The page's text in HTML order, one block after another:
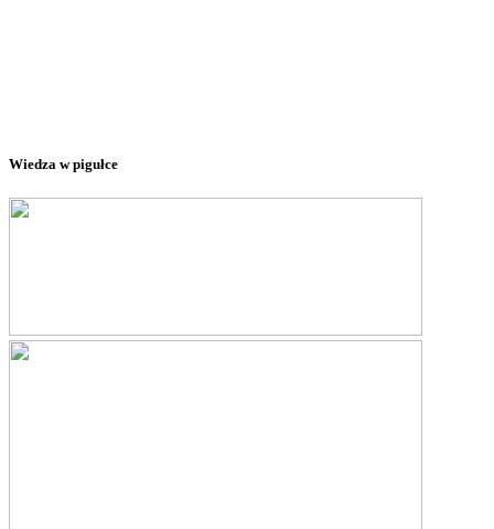
Wiedza w pigułce